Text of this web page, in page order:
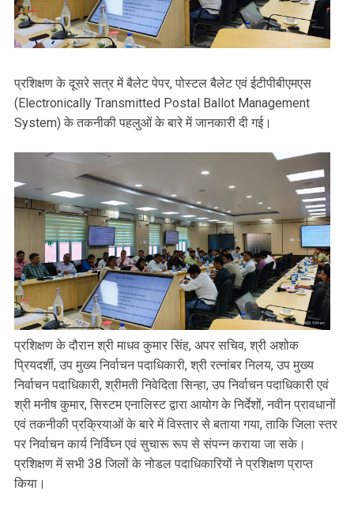
प्रशिक्षण के दूसरे सत्र में बैलेट पेपर, पोस्टल बैलेट एवं ईटीपीबीएमएस
(Electronically Transmitted Postal Ballot Management
System) के तकनीकी पहलुओं के बारे में जानकारी दी गई।
प्रशिक्षण के दौरान श्री माधव कुमार सिंह, अपर सचिव, श्री अशोक
प्रियदर्शी, उप मुख्य निर्वाचन पदाधिकारी, श्री रत्नांबर निलय, उप मुख्य
निर्वाचन पदाधिकारी, श्रीमती निवेदिता सिन्हा, उप निर्वाचन पदाधिकारी एवं
श्री मनीष कुमार, सिस्टम एनालिस्ट द्वारा आयोग के निर्देशों, नवीन प्रावधानों
एवं तकनीकी प्रक्रियाओं के बारे में विस्तार से बताया गया, ताकि जिला स्तर
पर निर्वाचन कार्य निर्विघ्न एवं सुचारू रूप से संपन्न कराया जा सके।
प्रशिक्षण में सभी 38 जिलों के नोडल पदाधिकारियों ने प्रशिक्षण प्राप्त
किया।